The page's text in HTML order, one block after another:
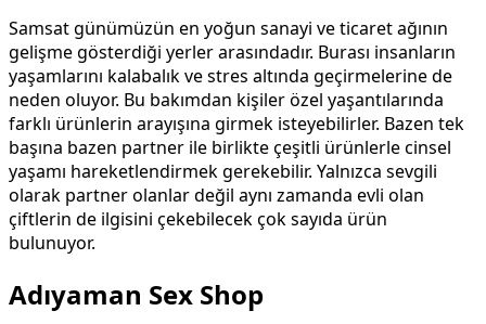
Samsat günümüzün en yoğun sanayi ve ticaret ağının
gelişme gösterdiği yerler arasındadır. Burası insanların
yaşamlarını kalabalık ve stres altında geçirmelerine de
neden oluyor. Bu bakımdan kişiler özel yaşantılarında
farklı ürünlerin arayışına girmek isteyebilirler. Bazen tek
başına bazen partner ile birlikte çeşitli ürünlerle cinsel
yaşamı hareketlendirmek gerekebilir. Yalnızca sevgili
olarak partner olanlar değil aynı zamanda evli olan
çiftlerin de ilgisini çekebilecek çok sayıda ürün
bulunuyor.
Adıyaman Sex Shop